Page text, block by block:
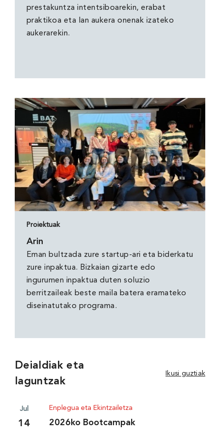
prestakuntza intentsiboarekin, erabat
praktikoa eta lan aukera onenak izateko
aukerarekin.
Proiektuak
Arin
Eman bultzada zure startup-ari eta biderkatu
zure inpaktua. Bizkaian gizarte edo
ingurumen inpaktua duten soluzio
berritzaileak beste maila batera eramateko
diseinatutako programa.
Deialdiak eta
laguntzak
Ikusi guztiak
Jul
14
Enplegua eta Ekintzailetza
2026ko Bootcampak